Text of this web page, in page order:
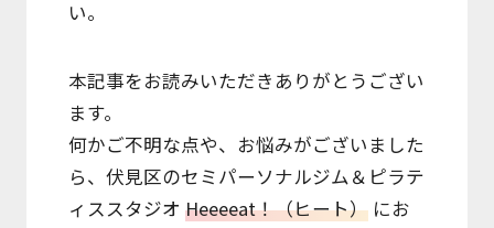
い。
本記事をお読みいただきありがとうござい
ます。
何かご不明な点や、お悩みがございました
ら、伏見区のセミパーソナルジム＆ピラテ
ィススタジオ Heeeeat！（ヒート）にお